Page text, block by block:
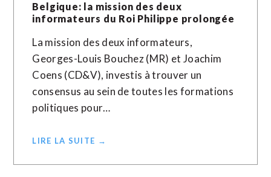
Belgique: la mission des deux
informateurs du Roi Philippe prolongée
La mission des deux informateurs,
Georges-Louis Bouchez (MR) et Joachim
Coens (CD&V), investis à trouver un
consensus au sein de toutes les formations
politiques pour…
LIRE LA SUITE →